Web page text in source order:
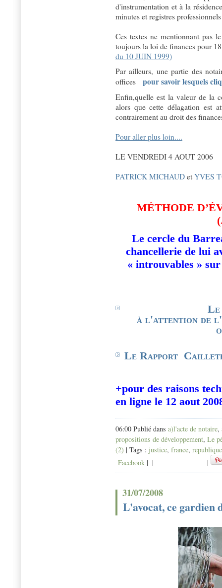
d'instrumentation et à la
minutes et registres
Ces textes ne mentionnant pas
toujours la loi de finances pour
du 10 JUIN 1999)
Par ailleurs, une partie des
offices pour savoir lesquels
Enfin,quelle est la valeur de la
alors que cette délagation est
contrairement au droit des
Pour aller plus loin....
LE VENDREDI 4 AOUT 2006
PATRICK MICHAUD et YVES
MÉTHODE
Le cercle du
chancellerie de lui
« introuvables » sur
à l'attention de
Le Rapport
+pour des raisons
en ligne le 12 aout
06:00 Publié dans a)l'acte de notaire,
propositions de développement, Le
(2) | Tags : justice, france, republique
Facebook | | |
31/07/2008
L'avocat, ce gardien